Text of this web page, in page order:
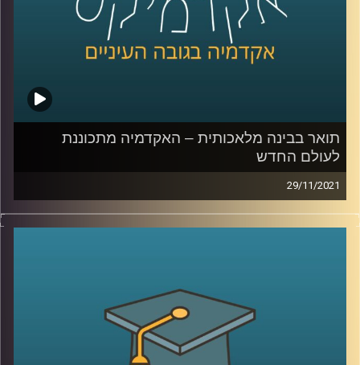
לשיחה עם פרופ' אריאל (אריק) שמיר בנושא "מי מפחד/ת
ממדעי המחשב" –לחצו כאן
קרדיט תמונות: AudioVersity
תואר בבינה מלאכותית – האקדמיה מתכוננת
לעולם החדש
29/11/2021
לאחרונה נפתחה באוניברסיטת רייכמן האפשרות ללמוד תואר
שני שעוסק במדעי הנתונים ולמידה חישובית (נקרא לעיתים גם
בפרק זה התארח פרופ' אריאל (אריק) שמיר, הדיקן היוצא של
בית הספר אפי ארזי למדעי המחשב. יחד שוחחנו, בגובה
העיינים, על מקצועות העולם החדש, בינתחומיות, שיתוף